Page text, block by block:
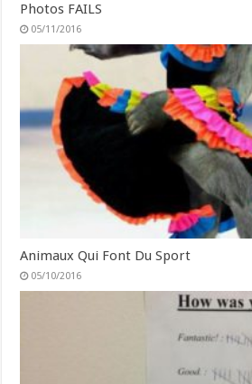
Photos FAILS
05/11/2016
Animaux Qui Font Du Sport
05/10/2016